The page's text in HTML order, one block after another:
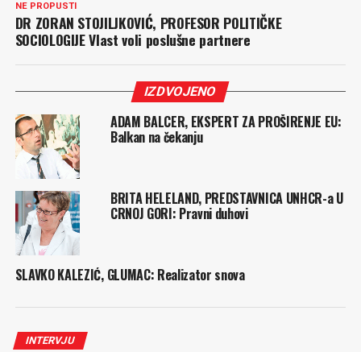
NE PROPUSTI
DR ZORAN STOJILJKOVIĆ, PROFESOR POLITIČKE
SOCIOLOGIJE Vlast voli poslušne partnere
IZDVOJENO
ADAM BALCER, EKSPERT ZA PROŠIRENJE EU:
Balkan na čekanju
BRITA HELELAND, PREDSTAVNICA UNHCR-a U
CRNOJ GORI: Pravni duhovi
SLAVKO KALEZIĆ, GLUMAC: Realizator snova
INTERVJU